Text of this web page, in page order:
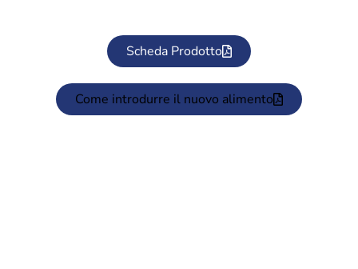
Scheda Prodotto
Come introdurre il nuovo alimento